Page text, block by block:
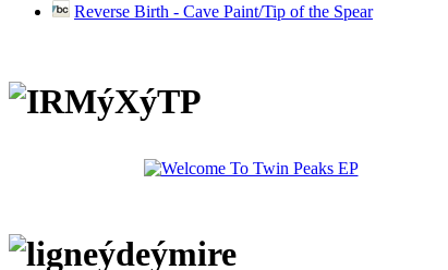
Reverse Birth - Cave Paint/Tip of the Spear